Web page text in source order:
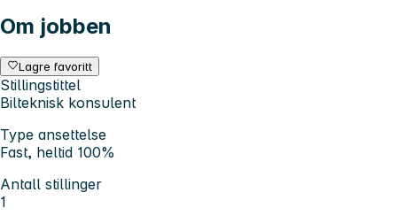
Om jobben
Lagre favoritt
Stillingstittel
Bilteknisk konsulent
Type ansettelse
Fast, heltid 100%
Antall stillinger
1